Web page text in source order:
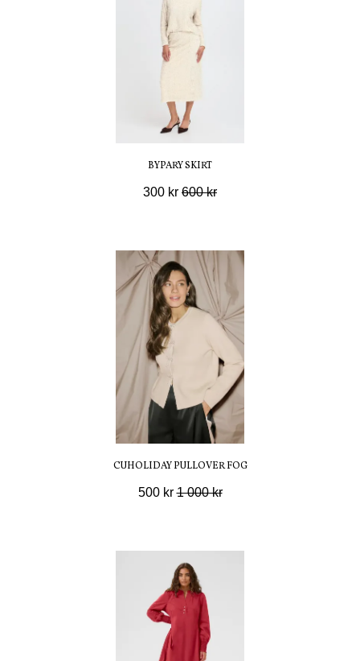
BYPARY SKIRT
300 kr 600 kr
CUHOLIDAY PULLOVER FOG
500 kr1 000 kr